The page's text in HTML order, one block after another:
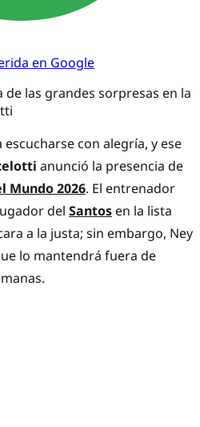
en Google
las grandes sorpresas en la
con alegría, y ese
anunció la presencia de
Mundo2026. El entrenador
del Santos en la lista
a la justa; sin embargo, Ney
lo mantendrá fuera de